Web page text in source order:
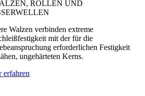
Walzen verbinden extreme
mit der für die
erforderlichen Festigkeit
ungehärteten Kerns.
erfahren